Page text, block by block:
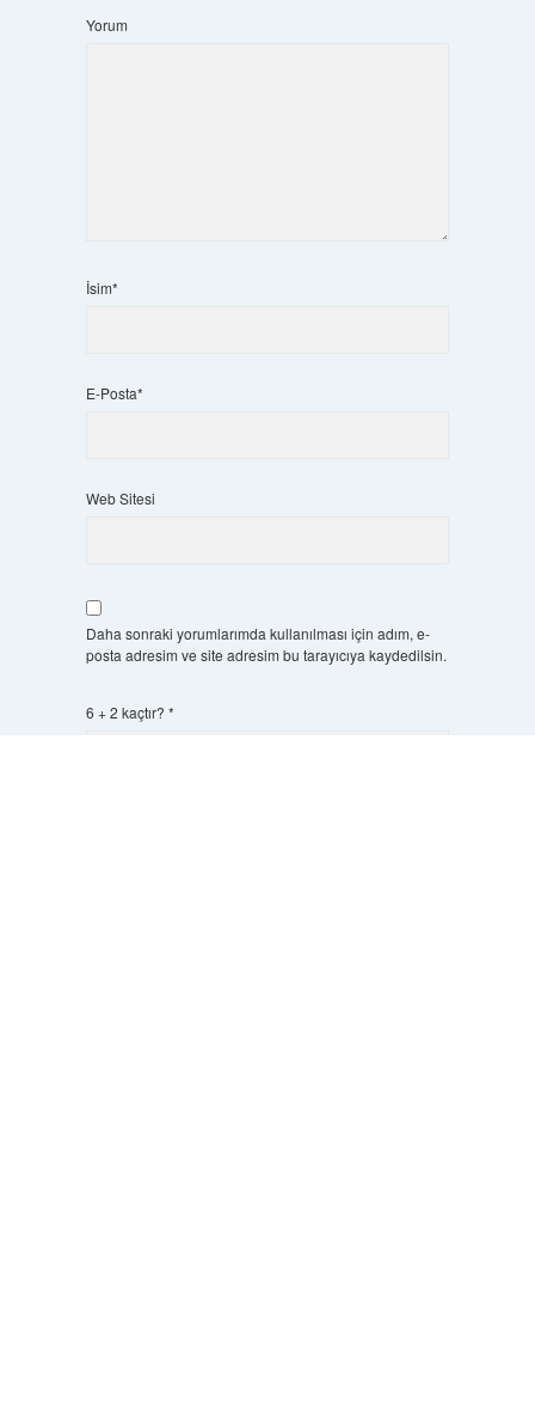
Yorum
İsim*
E-Posta*
Web Sitesi
Daha sonraki yorumlarımda kullanılması için adım, e-
posta adresim ve site adresim bu tarayıcıya kaydedilsin.
6 + 2 kaçtır? *